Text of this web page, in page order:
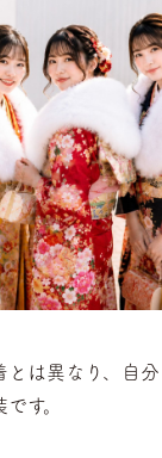
は異なり、自分
す。